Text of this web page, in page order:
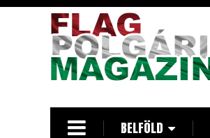
BELFÖLD